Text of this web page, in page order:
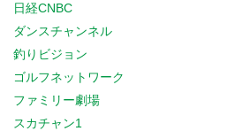
日経CNBC
ダンスチャンネル
釣りビジョン
ゴルフネットワーク
ファミリー劇場
スカチャン1